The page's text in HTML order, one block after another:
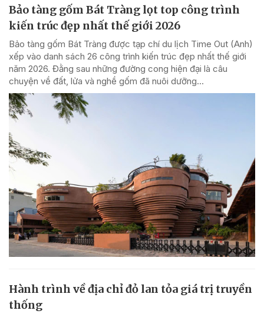
Bảo tàng gốm Bát Tràng lọt top công trình
kiến trúc đẹp nhất thế giới 2026
Bảo tàng gốm Bát Tràng được tạp chí du lịch Time Out (Anh)
xếp vào danh sách 26 công trình kiến trúc đẹp nhất thế giới
năm 2026. Đằng sau những đường cong hiện đại là câu
chuyện về đất, lửa và nghề gốm đã nuôi dưỡng...
Hành trình về địa chỉ đỏ lan tỏa giá trị truyền
thống